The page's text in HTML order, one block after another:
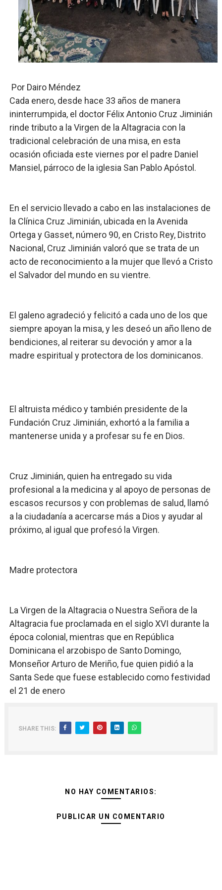
Banco Popular escala 17 posiciones en los mil
SNS y el SRSO actualizan Manual de Comunicación
Osiris de León responde a Roberto Tineo y a Yeisy
Operativo interagencial frena delitos ambientales y
Por Dairo Méndez
Cada enero, desde hace 33 años de manera
ininterrumpida, el doctor Félix Antonio Cruz Jiminián
rinde tributo a la Virgen de la Altagracia con la
tradicional celebración de una misa, en esta
ocasión oficiada este viernes por el padre Daniel
Mansiel, párroco de la iglesia San Pablo Apóstol.
En el servicio llevado a cabo en las instalaciones de
la Clínica Cruz Jiminián, ubicada en la Avenida
Ortega y Gasset, número 90, en Cristo Rey, Distrito
Nacional, Cruz Jiminián valoró que se trata de un
acto de reconocimiento a la mujer que llevó a Cristo
el Salvador del mundo en su vientre.
El galeno agradeció y felicitó a cada uno de los que
siempre apoyan la misa, y les deseó un año lleno de
bendiciones, al reiterar su devoción y amor a la
madre espiritual y protectora de los dominicanos.
El altruista médico y también presidente de la
Fundación Cruz Jiminián, exhortó a la familia a
mantenerse unida y a profesar su fe en Dios.
Cruz Jiminián, quien ha entregado su vida
profesional a la medicina y al apoyo de personas de
escasos recursos y con problemas de salud, llamó
a la ciudadanía a acercarse más a Dios y ayudar al
próximo, al igual que profesó la Virgen.
Madre protectora
La Virgen de la Altagracia o Nuestra Señora de la
Altagracia fue proclamada en el siglo XVI durante la
época colonial, mientras que en República
Dominicana el arzobispo de Santo Domingo,
Monseñor Arturo de Meriño, fue quien pidió a la
Santa Sede que fuese establecido como festividad
el 21 de enero
SHARE THIS:
NO HAY COMENTARIOS:
PUBLICAR UN COMENTARIO